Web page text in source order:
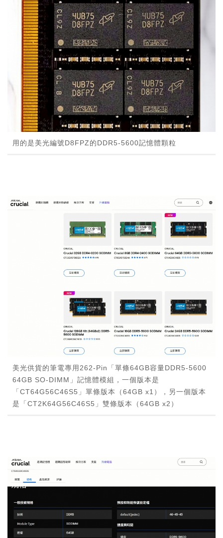
用的是美光編號D8FPZ的DDR5-5600記憶體顆粒
美光供貨的筆電專用262-Pin「單條64GB容量DDR5-5600
64GB SO-DIMM」記憶體模組，一個版本是
「CT64G56C46S5」單條版本（64GB x1），另一個版本
是「CT2K64G56C46S5」雙條版本（64GB x2）